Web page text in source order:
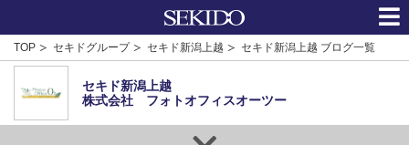
TOP セキドグループ セキド新潟上越 セキド新潟上越 ブログ一覧
セキド新潟上越
株式会社 フォトオフィスオーツー